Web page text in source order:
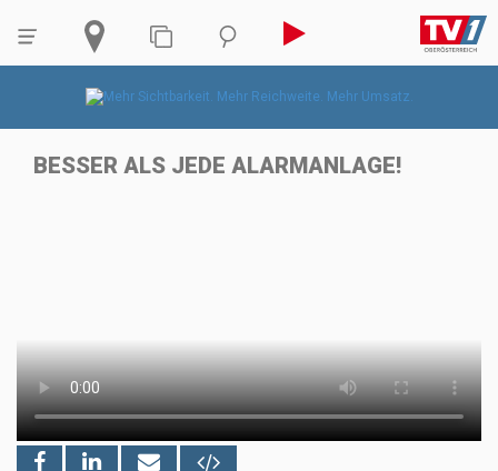
BESSER ALS JEDE ALARMANLAGE!